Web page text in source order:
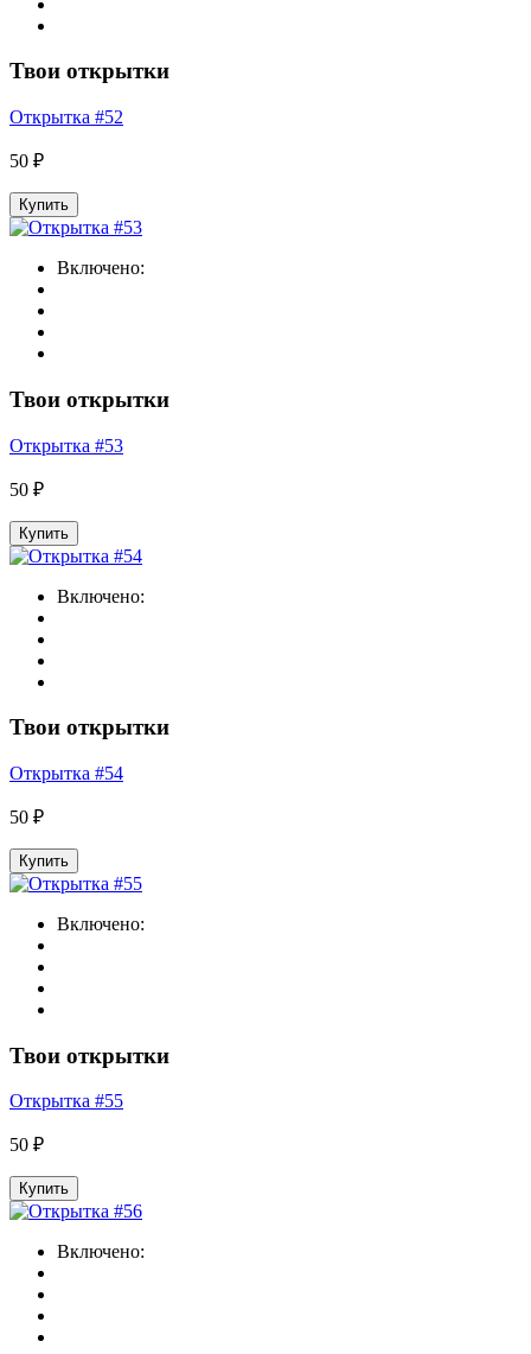
Твои открытки
Открытка #52
50 ₽
Купить
Включено:
Твои открытки
Открытка #53
50 ₽
Купить
Включено:
Твои открытки
Открытка #54
50 ₽
Купить
Включено:
Твои открытки
Открытка #55
50 ₽
Купить
Включено: